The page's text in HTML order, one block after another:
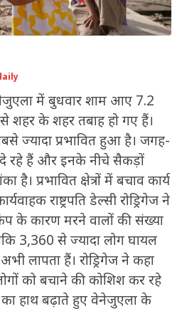
में बुधवार शाम आए 7.2
शहर के शहर तबाह हो गए हैं।
ज्यादा प्रभावित हुआ है। जगह-
रहे हैं और इनके नीचे सैकड़ों
प्रभावित क्षेत्रों में बचाव कार्य
राष्ट्रपति डेल्सी रोड्रिगेज ने
के कारण मरने वालों की संख्या
3,360 से ज्यादा लोग घायल
लापता हैं। रोड्रिगेज ने कहा
को बचाने की कोशिश कर रहे
हाथ बढ़ाते हुए वेनेजुएला के